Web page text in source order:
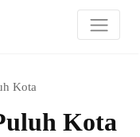
Kota
Kota